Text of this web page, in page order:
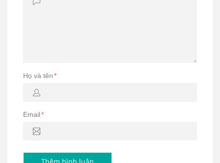
Họ và tên*
Email*